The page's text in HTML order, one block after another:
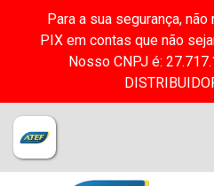
Para a sua segurança,
PIX em contas que não
Nosso CNPJ é: